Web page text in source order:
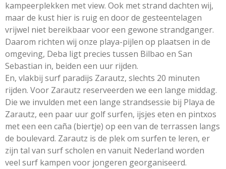
kampeerplekken met view. Ook met strand dachten wij,
maar de kust hier is ruig en door de gesteentelagen
vrijwel niet bereikbaar voor een gewone strandganger.
Daarom richten wij onze playa-pijlen op plaatsen in de
omgeving, Deba ligt precies tussen Bilbao en San
Sebastian in, beiden een uur rijden.
En, vlakbij surf paradijs Zarautz, slechts 20 minuten
rijden. Voor Zarautz reserveerden we een lange middag.
Die we invulden met een lange strandsessie bij Playa de
Zarautz, een paar uur golf surfen, ijsjes eten en pintxos
met een een caña (biertje) op een van de terrassen langs
de boulevard. Zarautz is de plek om surfen te leren, er
zijn tal van surf scholen en vanuit Nederland worden
veel surf kampen voor jongeren georganiseerd.